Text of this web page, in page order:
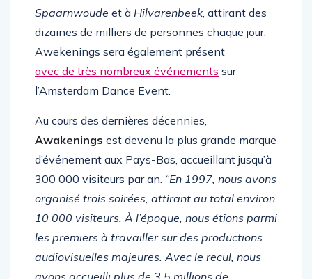
festivals week-end à grande échelle à
Spaarnwoudeet à Hilvarenbeek, attirant des
dizaines de milliers de personnes chaque jour.
Awekenings sera également présent
avec de très nombreux événements
Au cours des dernières décennies,
Awakenings est devenu la plus grande marque
d’événement aux Pays-Bas, accueillant jusqu’à
300 000 visiteurs par an.“En 1997, nous avons
organisé trois soirées, attirant au total environ
10 000 visiteurs. À l’époque, nous étions parmi
les premiers à travailler sur des productions
audiovisuelles majeures. Avec le recul, nous